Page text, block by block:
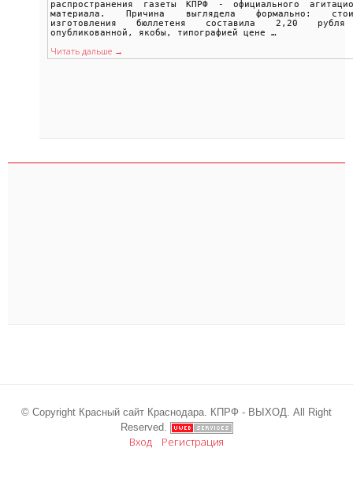
распространения газеты КПРФ - официального
материала. Причина выглядела формально:
изготовления бюллетеня составила 2,20
опубликованной, якобы, типографией цене …
Читать дальше →
© Copyright Красный сайт Краснодара. КПРФ - ВЫХОД. All Right
Reserved.
Вход Регистрация